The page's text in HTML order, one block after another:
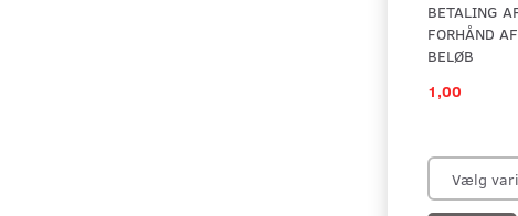
BETALING
FORHÅND
BELØB
1,00